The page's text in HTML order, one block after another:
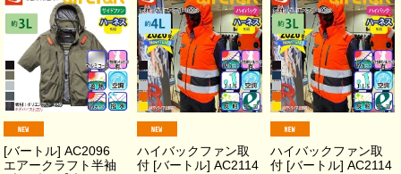
[バートル] AC2096
エアークラフト半袖
ハイバックファン取
付 [バートル] AC2114
ハイバックファン取
付 [バートル] AC2114